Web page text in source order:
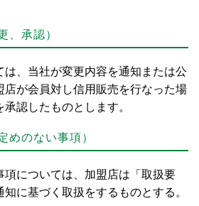
、承認）
は、当社が変更内容を通知または公
店が会員対し信用販売を行なった場
認したものとします。
めのない事項）
項については、加盟店は「取扱要
に基づく取扱をするものとする。